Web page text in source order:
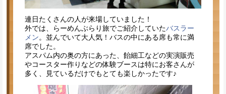
連日たくさんの人が来場していました！
外では、らーめんぶらり旅でご紹介していたバスラー
メン。並んでいて大人気！バスの中にある席も常に満
席でした。
アスパム内の奥の方にあった、飴細工などの実演販売
やコースター作りなどの体験ブースは特にお客さんが
多く、見ているだけでもとても楽しかったです♪